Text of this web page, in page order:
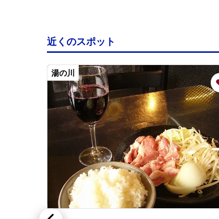
近くのスポット
湯の川